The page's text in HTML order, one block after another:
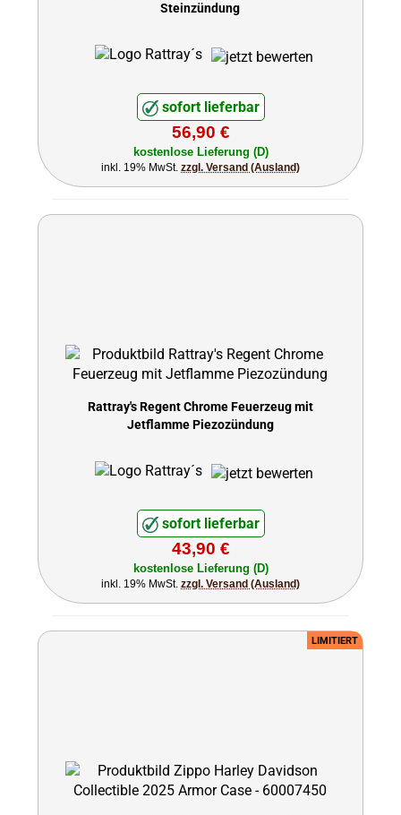
Steinzündung
sofort lieferbar
56,90 €
kostenlose Lieferung (D)
inkl. 19% MwSt. zzgl. Versand (Ausland)
Rattray's Regent Chrome Feuerzeug mit
Jetflamme Piezozündung
sofort lieferbar
43,90 €
kostenlose Lieferung (D)
inkl. 19% MwSt. zzgl. Versand (Ausland)
LIMITIERT